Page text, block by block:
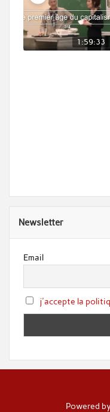
1:59:33
Newsletter
Email
j'accepte la
Powered by